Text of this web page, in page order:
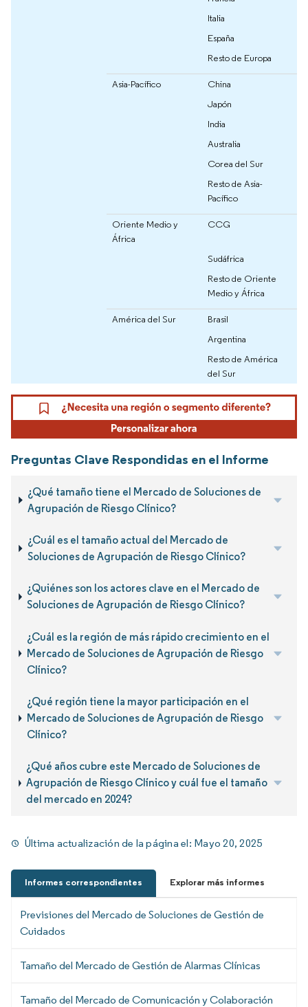
Italia
España
Resto de Europa
Asia-Pacífico
China
Japón
India
Australia
Corea del Sur
Resto de Asia-
Pacífico
Oriente Medio y
África
CCG
Sudáfrica
Resto de Oriente
Medio y África
América del Sur
Brasil
Argentina
Resto de América
del Sur
Preguntas Clave Respondidas en el Informe
¿Qué tamaño tiene el Mercado de Soluciones de
Agrupación de Riesgo Clínico?
¿Cuál es el tamaño actual del Mercado de
Soluciones de Agrupación de Riesgo Clínico?
¿Quiénes son los actores clave en el Mercado de
Soluciones de Agrupación de Riesgo Clínico?
¿Cuál es la región de más rápido crecimiento en el
Mercado de Soluciones de Agrupación de Riesgo
Clínico?
¿Qué región tiene la mayor participación en el
Mercado de Soluciones de Agrupación de Riesgo
Clínico?
¿Qué años cubre este Mercado de Soluciones de
Agrupación de Riesgo Clínico y cuál fue el tamaño
del mercado en 2024?
Última actualización de la página el: Mayo 20, 2025
Informes correspondientes Explorar más informes
Previsiones del Mercado de Soluciones de Gestión de
Cuidados
Tamaño del Mercado de Gestión de Alarmas Clínicas
Tamaño del Mercado de Comunicación y Colaboración